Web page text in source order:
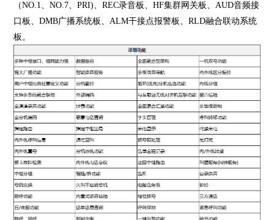
（NO.1、NO.7、PRI)、REC录音板、HF集群网关板、AUD音频接
口板、DMB广播系统板、ALM干接点报警板、RLD融合联动系统
板。